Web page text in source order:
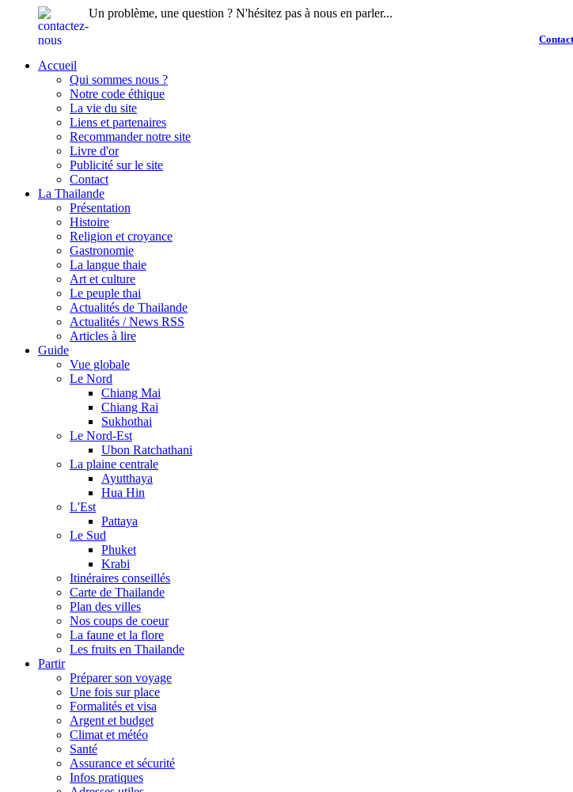
Un problème, une question ? N'hésitez pas à nous en parler...
Accueil
Qui sommes nous ?
Notre code éthique
La vie du site
Liens et partenaires
Recommander notre site
Livre d'or
Publicité sur le site
Contact
La Thailande
Présentation
Histoire
Religion et croyance
Gastronomie
La langue thaie
Art et culture
Le peuple thai
Actualités de Thailande
Actualités / News RSS
Articles à lire
Guide
Vue globale
Le Nord
Chiang Mai
Chiang Rai
Sukhothai
Le Nord-Est
Ubon Ratchathani
La plaine centrale
Ayutthaya
Hua Hin
L'Est
Pattaya
Le Sud
Phuket
Krabi
Itinéraires conseillés
Carte de Thailande
Plan des villes
Nos coups de coeur
La faune et la flore
Les fruits en Thailande
Partir
Préparer son voyage
Une fois sur place
Formalités et visa
Argent et budget
Climat et météo
Santé
Assurance et sécurité
Infos pratiques